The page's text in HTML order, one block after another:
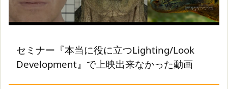
セミナー『本当に役に立つLighting/Look
Development』で上映出来なかった動画